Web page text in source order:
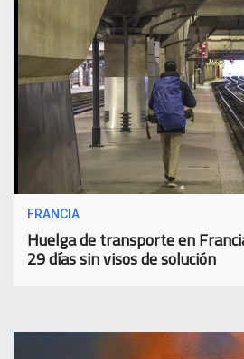
FRANCIA
Huelga de transporte en
29 días sin visos de solución